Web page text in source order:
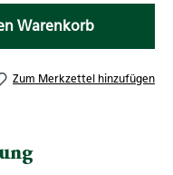
gewünschten
Warenkorb
Zum Merkzettel hinzufügen